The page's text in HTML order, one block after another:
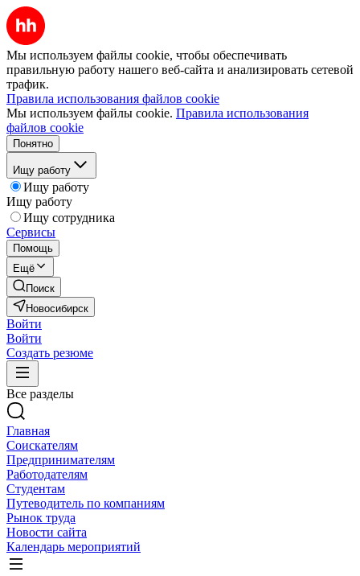
Мы используем файлы cookie, чтобы обеспечивать
правильную работу нашего веб-сайта и анализировать сетевой
трафик.
Правила использования файлов cookie
Мы используем файлы cookie. Правила использования
файлов cookie
Понятно
Ищу работу
Ищу работу
Ищу работу
Ищу сотрудника
Сервисы
Помощь
Ещё
Поиск
Новосибирск
Войти
Войти
Создать резюме
Все разделы
Главная
Соискателям
Предпринимателям
Работодателям
Студентам
Путеводитель по компаниям
Рынок труда
Новости сайта
Календарь мероприятий